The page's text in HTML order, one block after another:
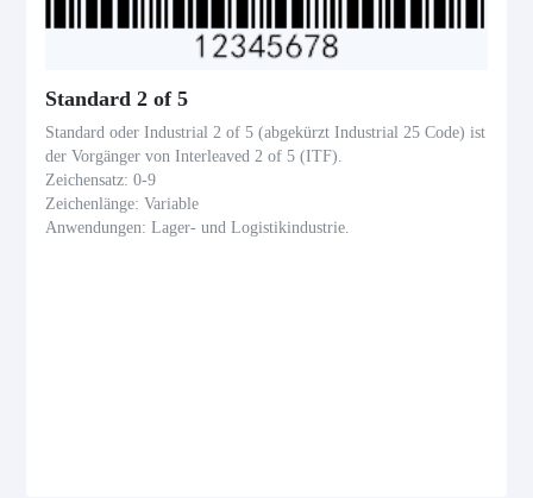
Standard 2 of 5
Standard oder Industrial 2 of 5 (abgekürzt Industrial 25 Code) ist
der Vorgänger von Interleaved 2 of 5 (ITF).
Zeichensatz: 0-9
Zeichenlänge: Variable
Anwendungen: Lager- und Logistikindustrie.